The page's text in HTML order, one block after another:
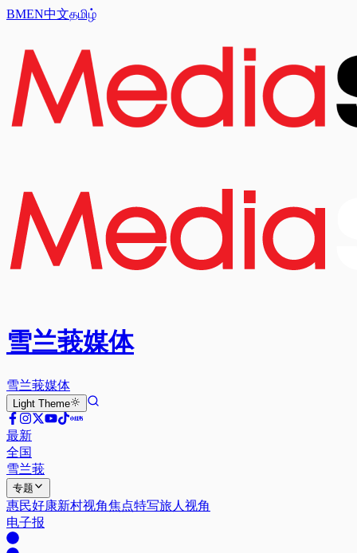
BMEN中文தமிழ்
雪兰莪媒体
雪兰莪媒体
Light Theme
最新
全国
雪兰莪
专题
惠民好康新村视角焦点特写旅人视角
电子报